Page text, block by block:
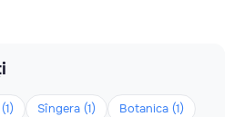
Sîngera (1)
Botanica (1)